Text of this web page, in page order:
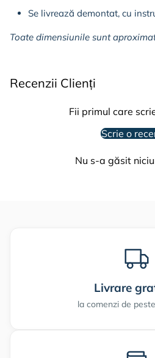
Se livrează demontat, cu
Toate dimensiunile sunt
Recenzii Clienți
Fii primul care
Scrie o
Nu s-a găsit
Livrare
la comenzi de